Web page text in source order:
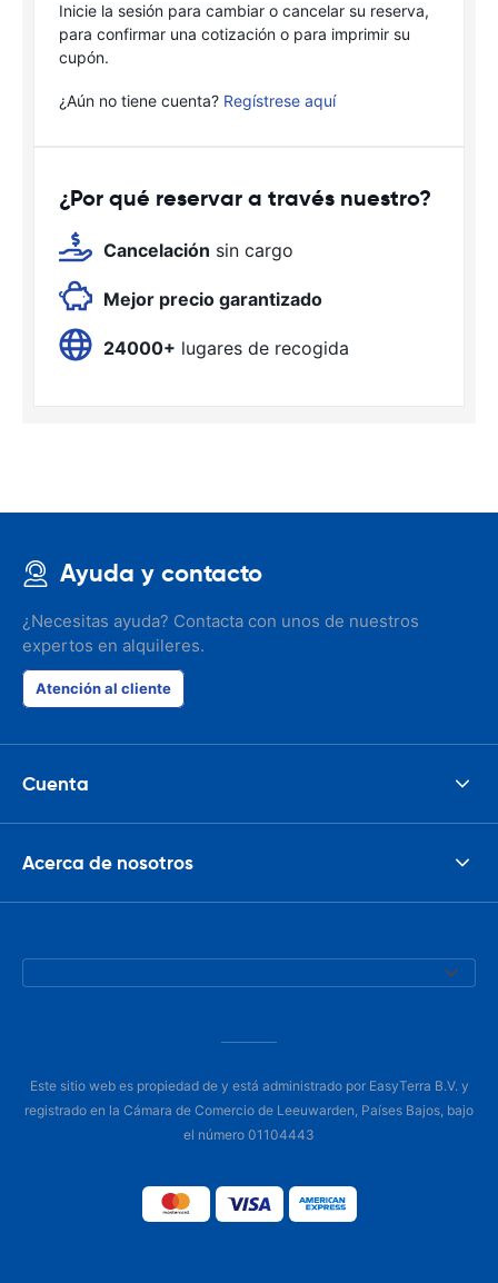
Inicie la sesión para cambiar o cancelar su reserva,
para confirmar una cotización o para imprimir su
cupón.
¿Aún no tiene cuenta? Regístrese aquí
¿Por qué reservar a través nuestro?
Cancelación sin cargo
Mejor precio garantizado
24000+ lugares de recogida
Ayuda y contacto
¿Necesitas ayuda? Contacta con unos de nuestros
expertos en alquileres.
Atención al cliente
Cuenta
Acerca de nosotros
Este sitio web es propiedad de y está administrado por EasyTerra B.V. y
registrado en la Cámara de Comercio de Leeuwarden, Países Bajos, bajo
el número 01104443